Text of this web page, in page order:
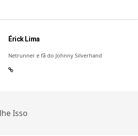
Érick Lima
Netrunner e fã do Johnny Silverhand
Isso